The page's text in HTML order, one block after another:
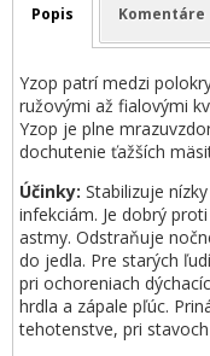
Popis Komentáre
Yzop patrí medzi
ružovými až fialovými
Yzop je plne
dochutenie ťažších
Účinky: Stabilizuje
infekciám. Je dobrý
astmy. Odstraňuje
do jedla. Pre starých
pri ochoreniach
hrdla a zápale pľúc.
tehotenstve, pri